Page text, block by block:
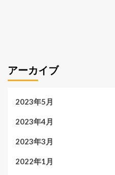
アーカイブ
2023年5月
2023年4月
2023年3月
2022年1月